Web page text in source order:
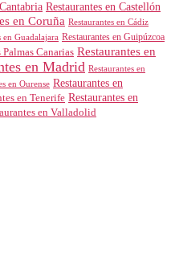
Restaurantes en Castellón
en Coruña Restaurantes en Cádiz
en Guadalajara Restaurantes en Guipúzcoa
Canarias Restaurantes en
en Madrid Restaurantes en
en Ourense Restaurantes en
en Tenerife Restaurantes en
en Valladolid